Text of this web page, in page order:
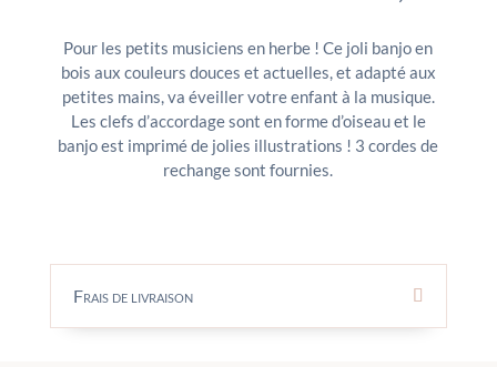
Pour les petits musiciens en herbe ! Ce joli banjo en
bois aux couleurs douces et actuelles, et adapté aux
petites mains, va éveiller votre enfant à la musique.
Les clefs d’accordage sont en forme d’oiseau et le
banjo est imprimé de jolies illustrations ! 3 cordes de
rechange sont fournies.
Frais de livraison